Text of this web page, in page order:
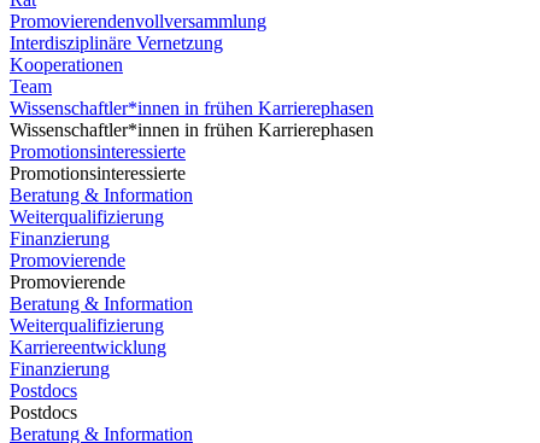
Promovierendenvollversammlung
Interdisziplinäre Vernetzung
Kooperationen
Team
Wissenschaftler*innen in frühen Karrierephasen
Wissenschaftler*innen in frühen Karrierephasen
Promotionsinteressierte
Promotionsinteressierte
Beratung & Information
Weiterqualifizierung
Finanzierung
Promovierende
Promovierende
Beratung & Information
Weiterqualifizierung
Karriereentwicklung
Finanzierung
Postdocs
Postdocs
Beratung & Information